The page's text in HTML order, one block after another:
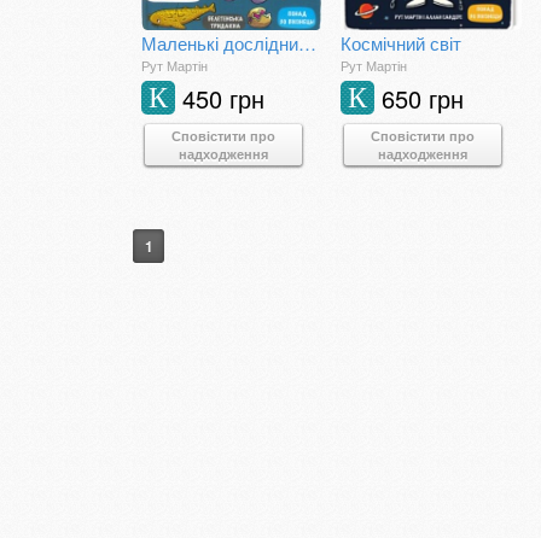
Маленькі дослідники. Підводний світ
Рут Мартін
450 грн
К
Сповістити про
надходження
Космічний світ
Рут Мартін
650 грн
К
Сповістити про
надходження
1